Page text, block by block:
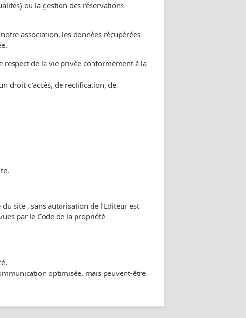
ou la gestion des réservations
association, les données récupérées
de la vie privée conformément à la
droit d'accès, de rectification, de
site , sans autorisation de l’Editeur est
par le Code de la propriété
optimisée, mais peuvent-être